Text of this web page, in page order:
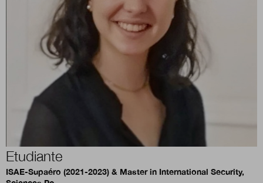
Boutique
Qui sommes-nous ?
Nous contacter
Newsletter
Etudiante
ISAE-Supaéro (2021-2023) & Master in International Security,